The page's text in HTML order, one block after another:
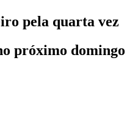
pela quarta vez